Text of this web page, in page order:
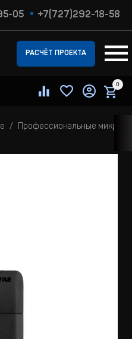
05 +7(727)292-18-58
РАСЧЁТ ПРОЕКТА
0
Профессиональные